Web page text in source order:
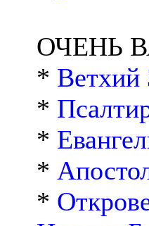
ОЧЕНЬ
* Ветхий
*
*
*
*